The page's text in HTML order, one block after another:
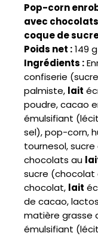
Pop-corn
avec
coque de
Poids net :149 g
Ingrédients :
confiserie
palmiste, lait
poudre, cacao
émulsifiant
sel), pop-corn,
tournesol,
chocolats au
sucre (chocolat
chocolat, lait
de cacao,
matière grasse
émulsifiant